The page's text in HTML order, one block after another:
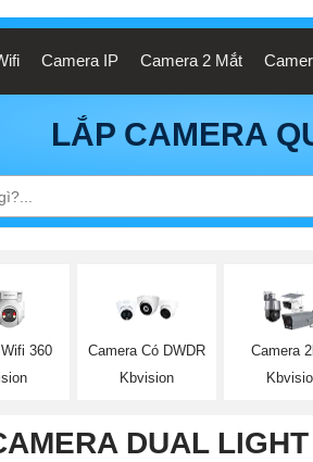
Camera IP Camera 2 Mắt
LẮP CAMERA
360
Camera Có DWDR
Kbvision
Camera
DUAL